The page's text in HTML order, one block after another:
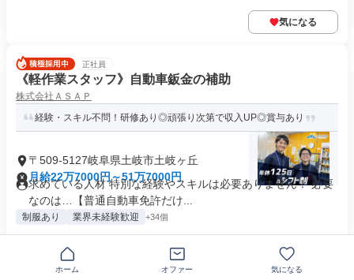
気になる
正社員
《軽作業スタッフ》自動車鈑金の補助
株式会社ＡＳＡＰ
経験・スキル不問！研修あり◎頑張り次第で収入UP◎賞与あり
〒509-5127岐阜県土岐市土岐ヶ丘
月給22万7000円～51万7000円
求めている人材 特別な経験やスキルは必要ありません！ 必要
なのは…【普通自動車免許だけ...
制服あり 業界未経験歓迎 +34個
気になる
ホーム オファー 気になる